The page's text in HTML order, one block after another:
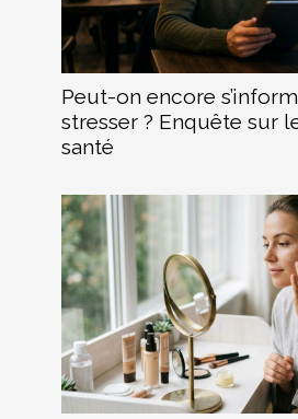
Peut-on encore
stresser ? Enquête sur
santé